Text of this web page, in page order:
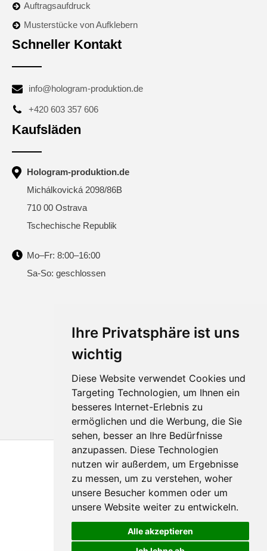
Ihre Privatsphäre ist uns
wichtig
Diese Website verwendet Cookies und
Targeting Technologien, um Ihnen ein
besseres Internet-Erlebnis zu
ermöglichen und die Werbung, die Sie
sehen, besser an Ihre Bedürfnisse
anzupassen. Diese Technologien
nutzen wir außerdem, um Ergebnisse
zu messen, um zu verstehen, woher
unsere Besucher kommen oder um
unsere Website weiter zu entwickeln.
Alle akzeptieren
Auftragsaufdruck
Musterstücke von Aufklebern
Schneller Kontakt
info@hologram-produktion.de
+420 603 357 606
Kaufsläden
Hologram-produktion.de
Michálkovická 2098/86B
710 00 Ostrava
Tschechische Republik
Mo–Fr: 8:00–16:00
Sa-So: geschlossen